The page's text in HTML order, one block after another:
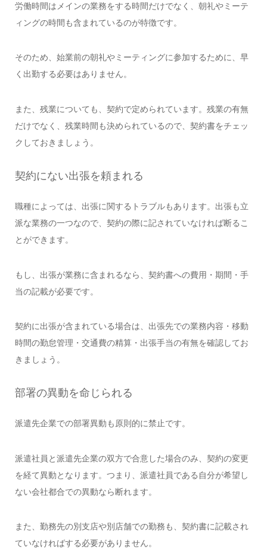
労働時間はメインの業務をする時間だけでなく、朝礼やミーテ
ィングの時間も含まれているのが特徴です。
そのため、始業前の朝礼やミーティングに参加するために、早
く出勤する必要はありません。
また、残業についても、契約で定められています。残業の有無
だけでなく、残業時間も決められているので、契約書をチェッ
クしておきましょう。
契約にない出張を頼まれる
職種によっては、出張に関するトラブルもあります。出張も立
派な業務の一つなので、契約の際に記されていなければ断るこ
とができます。
もし、出張が業務に含まれるなら、契約書への費用・期間・手
当の記載が必要です。
契約に出張が含まれている場合は、出張先での業務内容・移動
時間の勤怠管理・交通費の精算・出張手当の有無を確認してお
きましょう。
部署の異動を命じられる
派遣先企業での部署異動も原則的に禁止です。
派遣社員と派遣先企業の双方で合意した場合のみ、契約の変更
を経て異動となります。つまり、派遣社員である自分が希望し
ない会社都合での異動なら断れます。
また、勤務先の別支店や別店舗での勤務も、契約書に記載され
ていなければする必要がありません。